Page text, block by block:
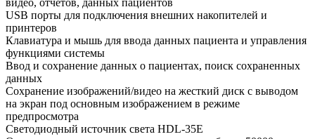
USB порты для подключения внешних накопителей и
принтеров
Клавиатура и мышь для ввода данных пациента и управления
функциями системы
Ввод и сохранение данных о пациентах, поиск сохраненных
данных
Сохранение изображений/видео на жесткий диск с выводом
на экран под основным изображением в режиме
предпросмотра
Светодиодный источник света HDL-35E